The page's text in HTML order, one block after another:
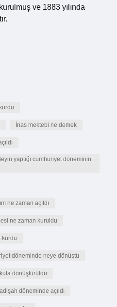
ve 1883 yılında
İnas mektebi ne demek
yaptığı cumhuriyet döneminin
ne zaman açıldı
ne zaman kuruldu
kurdu
döneminde neye dönüştü
dönüştürüldü
döneminde açıldı